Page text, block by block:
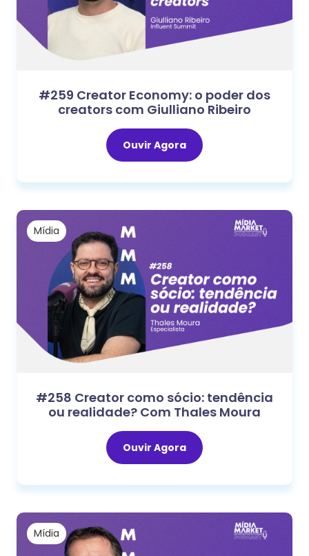
#259 Creator Economy: o poder dos
creators com Giulliano Ribeiro
Ouvir Agora
Mídia
#258 Creator como sócio: tendência
ou realidade? Com Thales Moura
Ouvir Agora
Mídia